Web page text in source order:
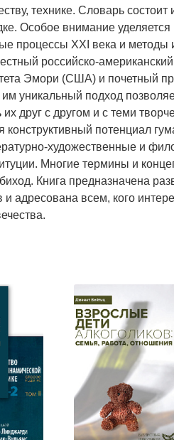
технике. Словарь
Особое внимание
процессы XXI века и методы
российско-
Эмори (США) и почетный
уникальный подход
друг с другом и с теми
потенциал
художественные и
Многие термины и
Книга предназначена
адресована всем, кого